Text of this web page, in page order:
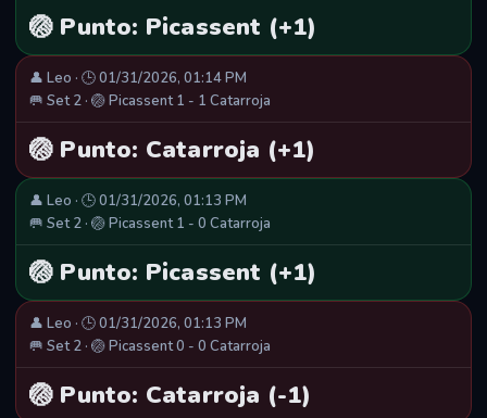
🏐 Punto: Picassent (+1)
👤 Leo · 🕒 01/31/2026, 01:14 PM
🥅 Set 2 · 🏐 Picassent 1 - 1 Catarroja
🏐 Punto: Catarroja (+1)
👤 Leo · 🕒 01/31/2026, 01:13 PM
🥅 Set 2 · 🏐 Picassent 1 - 0 Catarroja
🏐 Punto: Picassent (+1)
👤 Leo · 🕒 01/31/2026, 01:13 PM
🥅 Set 2 · 🏐 Picassent 0 - 0 Catarroja
🏐 Punto: Catarroja (-1)